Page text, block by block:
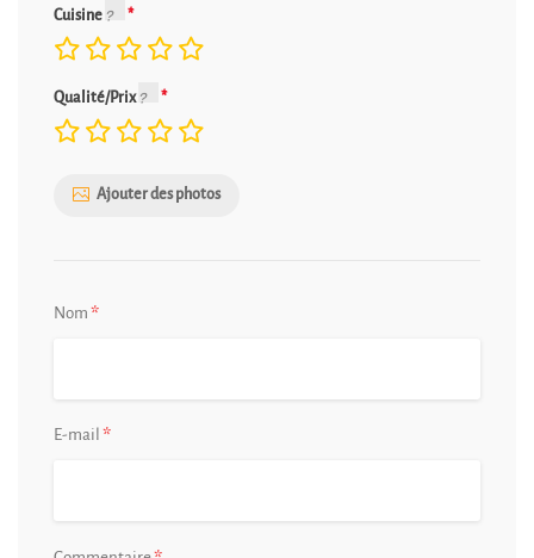
Cuisine
Qualité/Prix
Ajouter des photos
Nom *
E-mail *